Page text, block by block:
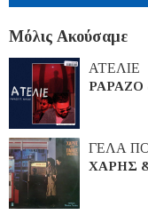
Μόλις Ακούσαμε
ΑΤΕΛΙΕ
ΓΕΛΑ
ΧΑΡΗΣ